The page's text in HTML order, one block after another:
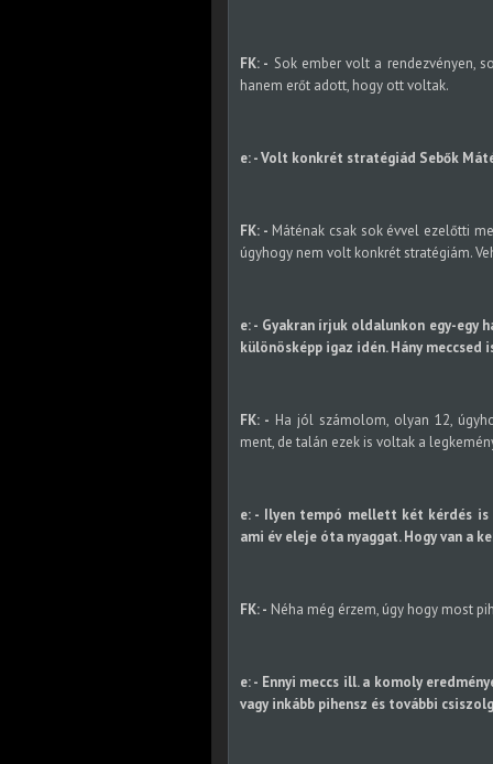
FK: - Sok ember volt a rendezvényen,
hanem erőt adott, hogy ott voltak.
e: - Volt konkrét stratégiád Sebők
FK: - Máténak csak sok évvel ezelőtti
úgyhogy nem volt konkrét stratégiám.
e: - Gyakran írjuk oldalunkon egy-egy
különösképp igaz idén. Hány meccsed
FK: - Ha jól számolom, olyan 12,
ment, de talán ezek is voltak a
e: - Ilyen tempó mellett két kérdés is
ami év eleje óta nyaggat. Hogy van a
FK: - Néha még érzem, úgy hogy most
e: - Ennyi meccs ill. a komoly
vagy inkább pihensz és további